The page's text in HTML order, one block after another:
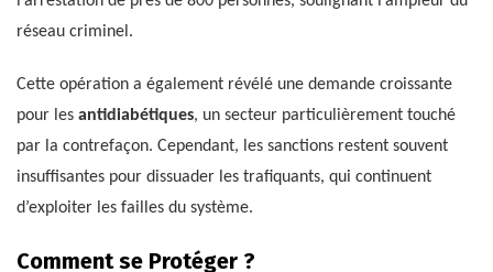
réseau criminel.
Cette opération a également révélé une demande croissante
pour les antidiabétiques, un secteur particulièrement touché
par la contrefaçon. Cependant, les sanctions restent souvent
insuffisantes pour dissuader les trafiquants, qui continuent
d’exploiter les failles du système.
Comment se Protéger ?